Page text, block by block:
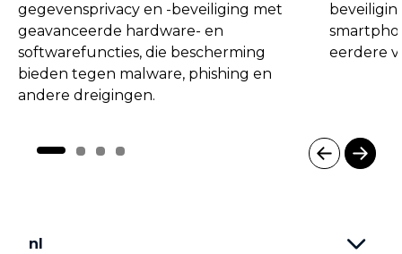
gegevensprivacy en -beveiliging met
geavanceerde hardware- en
softwarefuncties, die bescherming
bieden tegen malware, phishing en
andere dreigingen.
eerdere
nl